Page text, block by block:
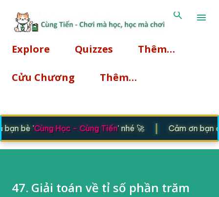
Explore Quizzes Thêm…
Cửu Chương Thêm…
bè 'Cùng Học - Cùng Tiến' nhé 🚀 Cảm ơn bạn
47. Giải toán về tỉ số phần trăm